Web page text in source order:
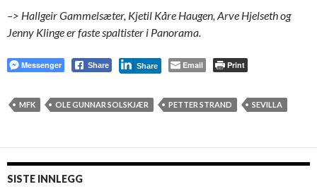
–> Hallgeir Gammelsæter, Kjetil Kåre Haugen, Arve Hjelseth og
Jenny Klinge er faste spaltister i Panorama.
Messenger Share Share Email Print
MFK OLE GUNNAR SOLSKJÆR PETTER STRAND SEVILLA
SISTE INNLEGG